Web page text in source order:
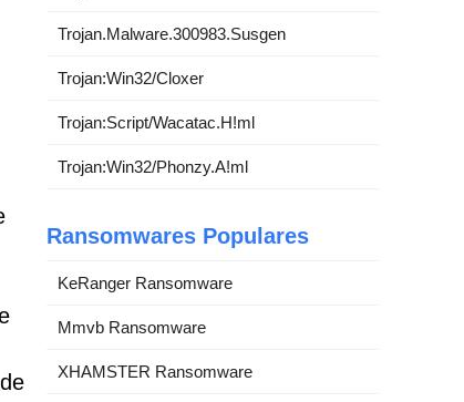
Trojan.Malware.300983.Susgen
Trojan:Win32/Cloxer
Trojan:Script/Wacatac.H!ml
Trojan:Win32/Phonzy.A!ml
Ransomwares Populares
KeRanger Ransomware
Mmvb Ransomware
XHAMSTER Ransomware